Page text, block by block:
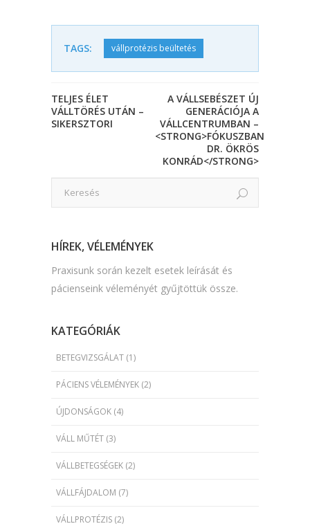
TAGS: vállprotézis beültetés
TELJES ÉLET
VÁLLTÖRÉS UTÁN –
SIKERSZTORI
A VÁLLSEBÉSZET ÚJ
GENERÁCIÓJA A
VÁLLCENTRUMBAN –
<STRONG>FÓKUSZBAN
DR. ÖKRÖS
KONRÁD</STRONG>
HÍREK, VÉLEMÉNYEK
Praxisunk során kezelt esetek leírását és
pácienseink véleményét gyűjtöttük össze.
KATEGÓRIÁK
BETEGVIZSGÁLAT (1)
PÁCIENS VÉLEMÉNYEK (2)
ÚJDONSÁGOK (4)
VÁLL MŰTÉT (3)
VÁLLBETEGSÉGEK (2)
VÁLLFÁJDALOM (7)
VÁLLPROTÉZIS (2)